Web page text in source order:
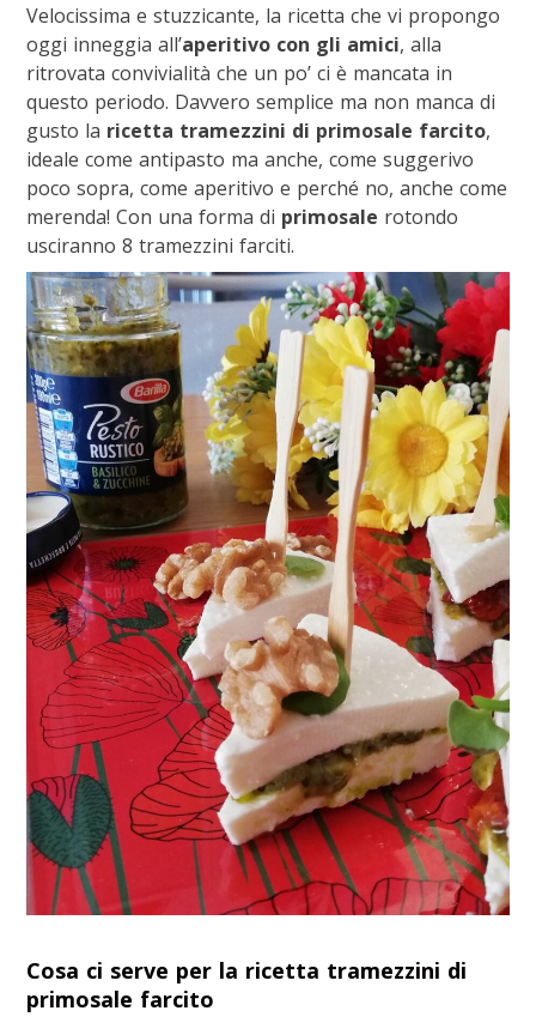
Velocissima e stuzzicante, la ricetta che vi propongo
oggi inneggia all’aperitivo con gli amici, alla
ritrovata convivialità che un po’ ci è mancata in
questo periodo. Davvero semplice ma non manca di
gusto la ricetta tramezzini di primosale farcito,
ideale come antipasto ma anche, come suggerivo
poco sopra, come aperitivo e perché no, anche come
merenda! Con una forma di primosale rotondo
usciranno 8 tramezzini farciti.
Cosa ci serve per la ricetta tramezzini di
primosale farcito